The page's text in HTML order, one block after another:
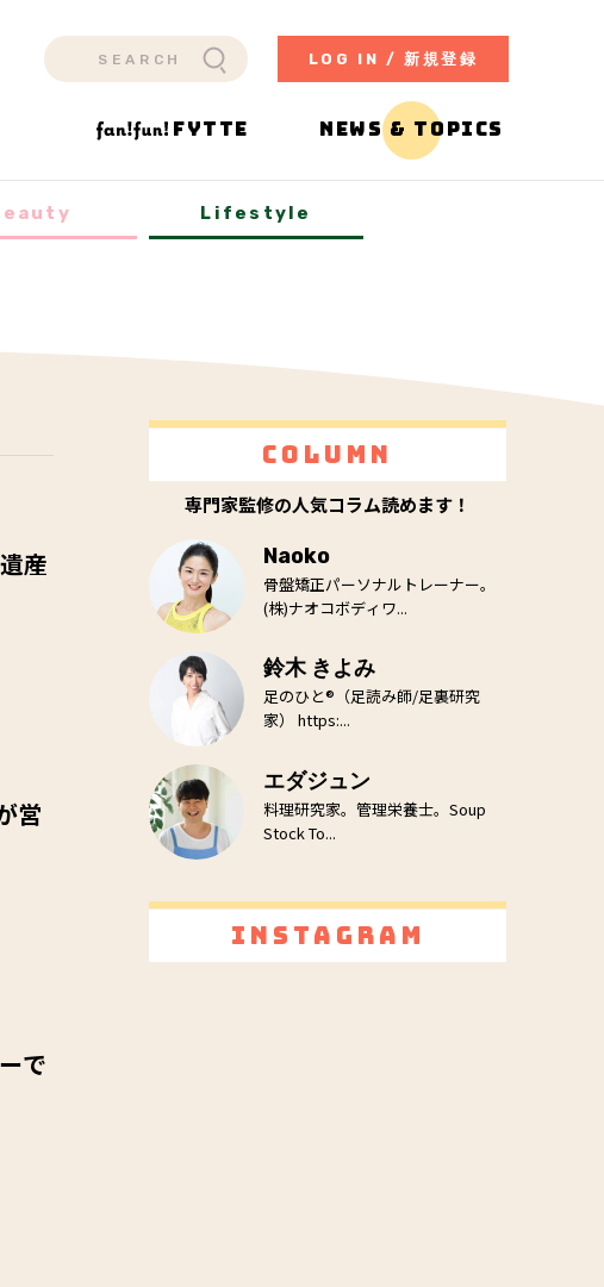
LOG IN / 新規登録
FYTTE NEWS & TOPICS
Lifestyle
産
営
で
Column
専門家監修の人気コラム読めます！
Naoko
骨盤矯正パーソナルトレーナー。
(株)ナオコボディワ...
鈴木 きよみ
足のひと®（足読み師/足裏研究
家） https:...
エダジュン
料理研究家。管理栄養士。Soup
Stock To...
Instagram